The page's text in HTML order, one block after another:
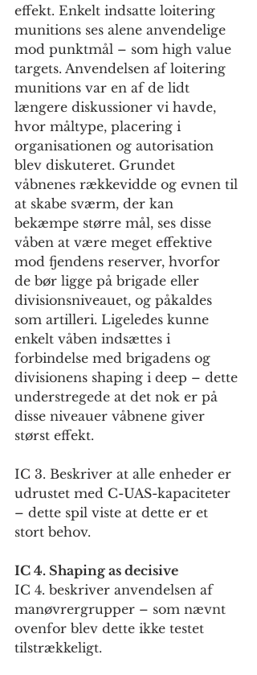
effekt. Enkelt indsatte loitering
munitions ses alene anvendelige
mod punktmål – som high value
targets. Anvendelsen af loitering
munitions var en af de lidt
længere diskussioner vi havde,
hvor måltype, placering i
organisationen og autorisation
blev diskuteret. Grundet
våbnenes rækkevidde og evnen til
at skabe sværm, der kan
bekæmpe større mål, ses disse
våben at være meget effektive
mod fjendens reserver, hvorfor
de bør ligge på brigade eller
divisionsniveauet, og påkaldes
som artilleri. Ligeledes kunne
enkelt våben indsættes i
forbindelse med brigadens og
divisionens shaping i deep – dette
understregede at det nok er på
disse niveauer våbnene giver
størst effekt.
IC 3. Beskriver at alle enheder er
udrustet med C-UAS-kapaciteter
– dette spil viste at dette er et
stort behov.
IC 4. Shaping as decisive
IC 4. beskriver anvendelsen af
manøvrergrupper – som nævnt
ovenfor blev dette ikke testet
tilstrækkeligt.